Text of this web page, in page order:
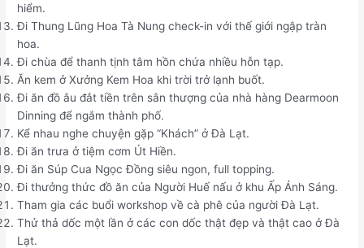
hiểm.
Đi Thung Lũng Hoa Tà Nung check-in với thế giới ngập tràn
hoa.
Đi chùa để thanh tịnh tâm hồn chứa nhiều hỗn tạp.
Ăn kem ở Xưởng Kem Hoa khi trời trở lạnh buốt.
Đi ăn đồ âu đắt tiền trên sân thượng của nhà hàng Dearmoon
Dinning để ngắm thành phố.
Kể nhau nghe chuyện gặp “Khách” ở Đà Lạt.
Đi ăn trưa ở tiệm cơm Út Hiền.
Đi ăn Súp Cua Ngọc Đồng siêu ngon, full topping.
Đi thưởng thức đồ ăn của Người Huế nấu ở khu Ấp Ánh Sáng.
Tham gia các buổi workshop về cà phê của người Đà Lạt.
Thử thả dốc một lần ở các con dốc thật đẹp và thật cao ở Đà
Lạt.